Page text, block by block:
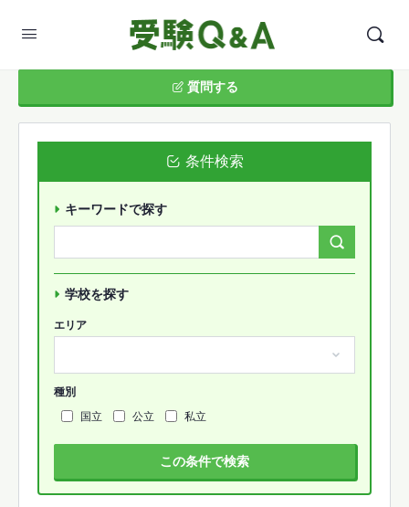
質問する
条件検索
キーワードで探す
学校を探す
エリア
種別
国立
公立 私立
この条件で検索